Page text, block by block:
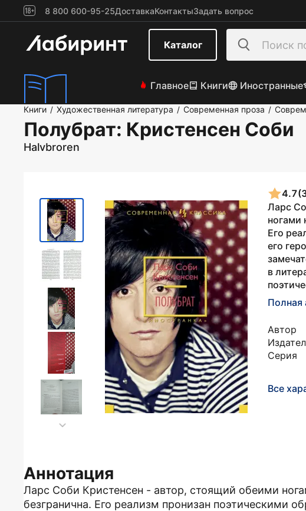
8 800 600-95-25ДоставкаКонтактыЗадать вопрос
Каталог
Главное Книги Иностранные
Книги / Художественная литература / Современная проза /
Полубрат: Кристенсен Соби
Halvbroren
4.7
Ларс
ногами
Его
его
в
Полная
Автор
Серия
Все
Аннотация
Ларс Соби Кристенсен - автор, стоящий обеими
безгранична. Его реализм пронизан поэтическими